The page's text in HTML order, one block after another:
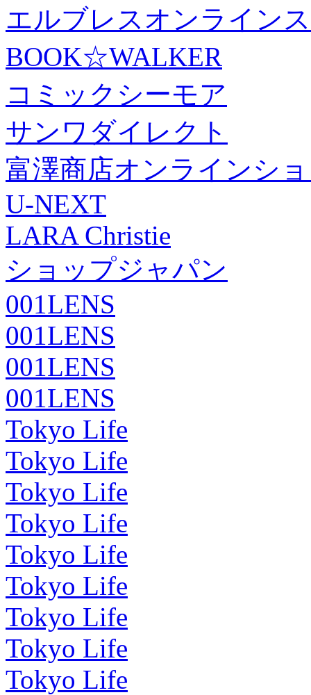
エルブレスオンライン
BOOK☆WALKER
コミックシーモア
サンワダイレクト
富澤商店オンラインシ
U-NEXT
LARA Christie
ショップジャパン
001LENS
001LENS
001LENS
001LENS
Tokyo Life
Tokyo Life
Tokyo Life
Tokyo Life
Tokyo Life
Tokyo Life
Tokyo Life
Tokyo Life
Tokyo Life